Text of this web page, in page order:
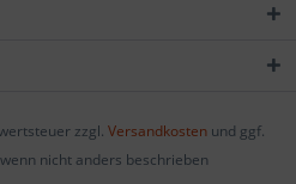
zzgl. Versandkosten und ggf.
nicht anders beschrieben